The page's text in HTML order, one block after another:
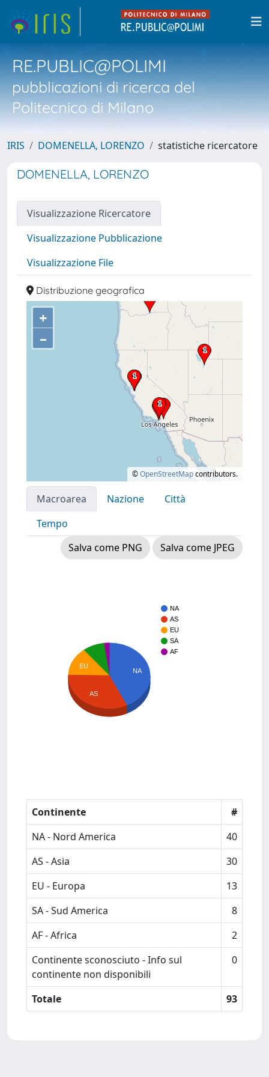
RE.PUBLIC@POLIMI
pubblicazioni di ricerca del
Politecnico di Milano
IRIS DOMENELLA, LORENZO statistiche ricercatore
DOMENELLA, LORENZO
Visualizzazione Ricercatore
Visualizzazione Pubblicazione
Visualizzazione File
Distribuzione geografica
+
–
©OpenStreetMapcontributors.
Macroarea Nazione
Città
Tempo
Salva come PNG
Salva come JPEG
NA
AS
EU
SA
AF
NA
EU
AS
Continente
#
NA - Nord America
40
AS - Asia
30
EU - Europa
13
SA - Sud America
8
AF - Africa
2
Continente sconosciuto - Info sul
continente non disponibili
0
Totale 93